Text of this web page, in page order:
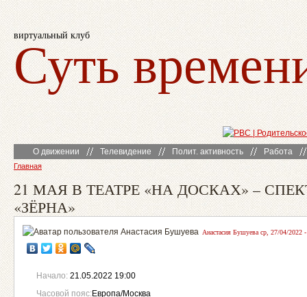
виртуальный клуб
Суть
О движении Телевидение Полит. активность Работа
Главная
21 МАЯ В ТЕАТРЕ «НА ДОСКАХ» –
«ЗЁРНА»
Анастасия Бушуева ср, 27/04/2022
Начало: 21.05.2022 19:00
Часовой пояс:Европа/Москва